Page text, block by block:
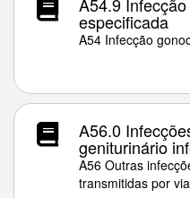
especificada
A54 Infecção
A56.0
geniturinário
A56 Outras
transmitidas por